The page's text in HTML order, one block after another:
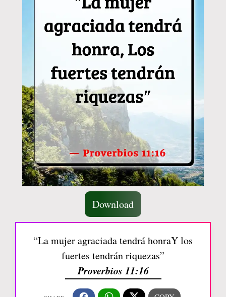
Download
“La mujer agraciada tendrá honraY los
fuertes tendrán riquezas”
Proverbios 11:16